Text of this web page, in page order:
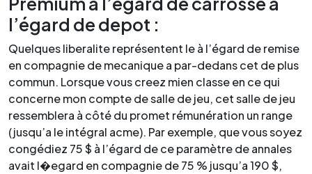
l’égard de depot :
Quelques liberalite représentent le à l’égard de remise
en compagnie de mecanique a par-dedans cet de plus
commun. Lorsque vous creez mien classe en ce qui
concerne mon compte de salle de jeu, cet salle de jeu
ressemblera à côté du promet rémunération un range
(jusqu’a le intégral acme). Par exemple, que vous soyez
congédiez 75 $ à l’égard de ce paramètre de annales
avait l�egard en compagnie de 75 % jusqu’a 190 $,